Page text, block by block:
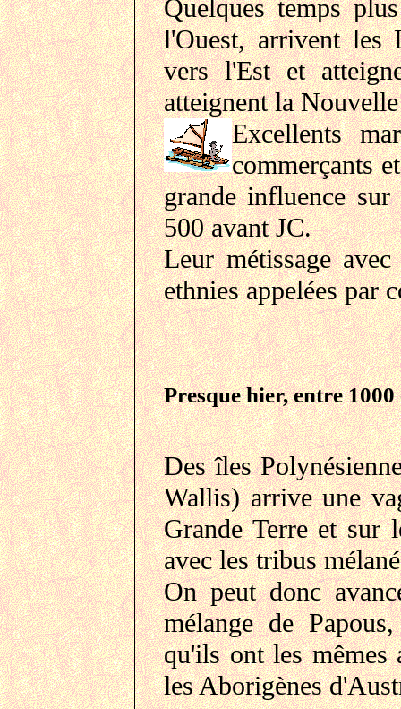
Quelques temps
l'Ouest, arrivent les
vers l'Est et
atteignent la
Excellents
commerçants
grande influence
500 avant JC.
Leur métissage
ethnies appelées par
Presque hier, entre
Des îles
Wallis) arrive une
Grande Terre et sur
avec les tribus
On peut donc
mélange de
qu'ils ont les mêmes
les Aborigènes